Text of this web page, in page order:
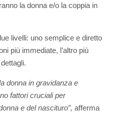
la donna e/o la coppia in
livelli: uno semplice e diretto
più immediate, l’altro più
donna in gravidanza e
fattori cruciali per
e del nascituro”, afferma